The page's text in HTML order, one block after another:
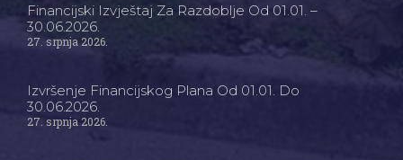
Financijski Izvještaj Za Razdoblje Od 01.01. –
30.06.2026.
27. srpnja 2026.
Izvršenje Financijskog Plana Od 01.01. Do
30.06.2026.
27. srpnja 2026.